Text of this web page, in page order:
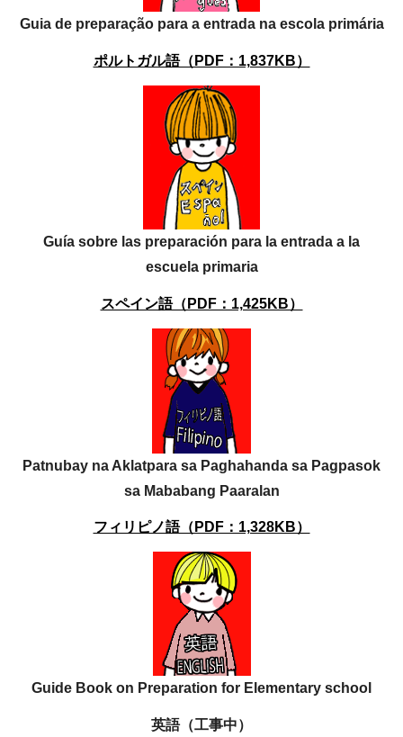
Guia de preparação para a entrada na escola primária
ポルトガル語（PDF：1,837KB）
Guía sobre las preparación para la entrada a la
escuela primaria
スペイン語（PDF：1,425KB）
Patnubay na Aklatpara sa Paghahanda sa Pagpasok
sa Mababang Paaralan
フィリピノ語（PDF：1,328KB）
Guide Book on Preparation for Elementary school
英語（工事中）